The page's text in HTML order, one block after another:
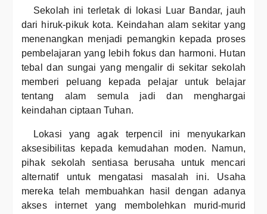
Sekolah ini terletak di lokasi Luar Bandar, jauh
dari hiruk-pikuk kota. Keindahan alam sekitar yang
menenangkan menjadi pemangkin kepada proses
pembelajaran yang lebih fokus dan harmoni. Hutan
tebal dan sungai yang mengalir di sekitar sekolah
memberi peluang kepada pelajar untuk belajar
tentang alam semula jadi dan menghargai
keindahan ciptaan Tuhan.
Lokasi yang agak terpencil ini menyukarkan
aksesibilitas kepada kemudahan moden. Namun,
pihak sekolah sentiasa berusaha untuk mencari
alternatif untuk mengatasi masalah ini. Usaha
mereka telah membuahkan hasil dengan adanya
akses internet yang membolehkan murid-murid